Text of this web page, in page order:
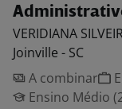
VERIDIANA
Joinville - SC
A combinar
Ensino Médio